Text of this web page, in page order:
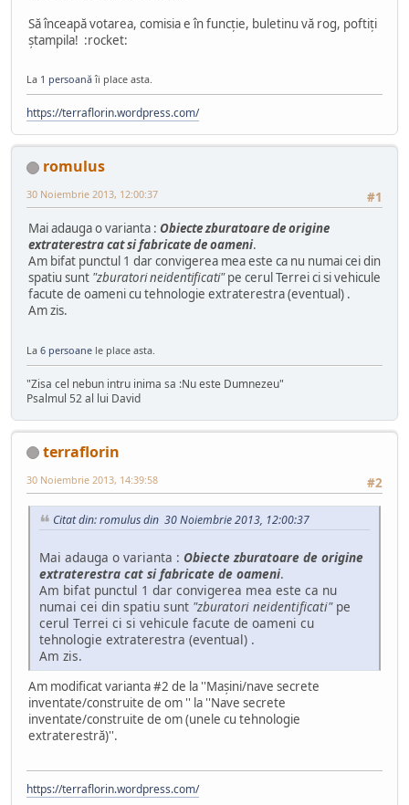
Să înceapă votarea, comisia e în funcţie, buletinu vă rog, poftiţi
ştampila! :rocket:
La 1 persoanăîi place asta.
https://terraflorin.wordpress.com/
romulus
#1
30 Noiembrie 2013, 12:00:37
Mai adauga o varianta : Obiecte zburatoare de origine
extraterestra cat si fabricate de oameni.
Am bifat punctul 1 dar convigerea mea este ca nu numai cei din
spatiu sunt "zburatori neidentificati"pe cerul Terrei ci si vehicule
facute de oameni cu tehnologie extraterestra (eventual) .
Am zis.
La 6 persoane le place asta.
"Zisa cel nebun intru inima sa :Nu este Dumnezeu"
Psalmul 52 al lui David
terraflorin
#2
30 Noiembrie 2013, 14:39:58
Citat din: romulus din 30 Noiembrie 2013, 12:00:37
Mai adauga o varianta : Obiecte zburatoare de origine
extraterestra cat si fabricate de oameni.
Am bifat punctul 1 dar convigerea mea este ca nu
numai cei din spatiu sunt "zburatori neidentificati" pe
cerul Terrei ci si vehicule facute de oameni cu
tehnologie extraterestra (eventual) .
Am zis.
Am modificat varianta #2 de la ''Maşini/nave secrete
inventate/construite de om '' la ''Nave secrete
inventate/construite de om (unele cu tehnologie
extraterestră)''.
https://terraflorin.wordpress.com/